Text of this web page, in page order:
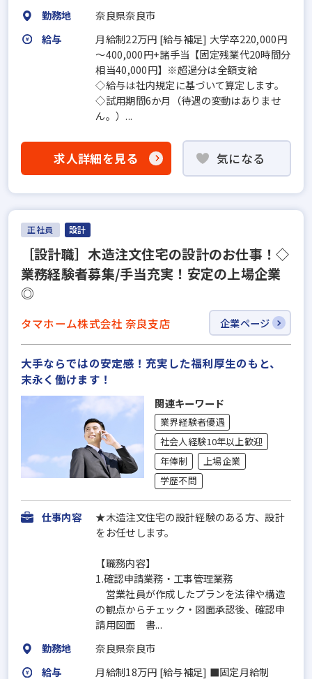
勤務地
奈良県奈良市
給与
月給制22万円 [給与補足] 大学卒220,000円
～400,000円+諸手当【固定残業代20時間分
相当40,000円】※超過分は全額支給
◇給与は社内規定に基づいて算定します。
◇試用期間6か月（待遇の変動はありませ
ん。）...
求人詳細を見る 気になる
正社員 設計
［設計職］木造注文住宅の設計のお仕事！◇
業務経験者募集/手当充実！安定の上場企業
◎
タマホーム株式会社 奈良支店 企業ページ
大手ならではの安定感！充実した福利厚生のもと、
末永く働けます！
関連キーワード
業界経験者優遇
社会人経験10年以上歓迎
年俸制
上場企業
学歴不問
仕事内容
★木造注文住宅の設計経験のある方、設計
をお任せします。
【職務内容】
1.確認申請業務・工事管理業務
営業社員が作成したプランを法律や構造
の観点からチェック・図面承認後、確認申
請用図面 書...
勤務地
奈良県奈良市
給与
月給制18万円 [給与補足] ■固定月給制